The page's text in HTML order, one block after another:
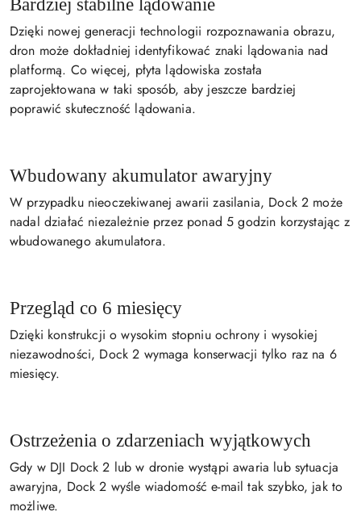
Dzięki nowej generacji technologii rozpoznawania obrazu,
dron może dokładniej identyfikować znaki lądowania nad
platformą. Co więcej, płyta lądowiska została
zaprojektowana w taki sposób, aby jeszcze bardziej
poprawić skuteczność lądowania.
Wbudowany akumulator awaryjny
W przypadku nieoczekiwanej awarii zasilania, Dock 2 może
nadal działać niezależnie przez ponad 5 godzin korzystając z
wbudowanego akumulatora.
Przegląd co 6 miesięcy
Dzięki konstrukcji o wysokim stopniu ochrony i wysokiej
niezawodności, Dock 2 wymaga konserwacji tylko raz na 6
miesięcy.
Ostrzeżenia o zdarzeniach wyjątkowych
Gdy w DJI Dock 2 lub w dronie wystąpi awaria lub sytuacja
awaryjna, Dock 2 wyśle wiadomość e-mail tak szybko, jak to
możliwe.